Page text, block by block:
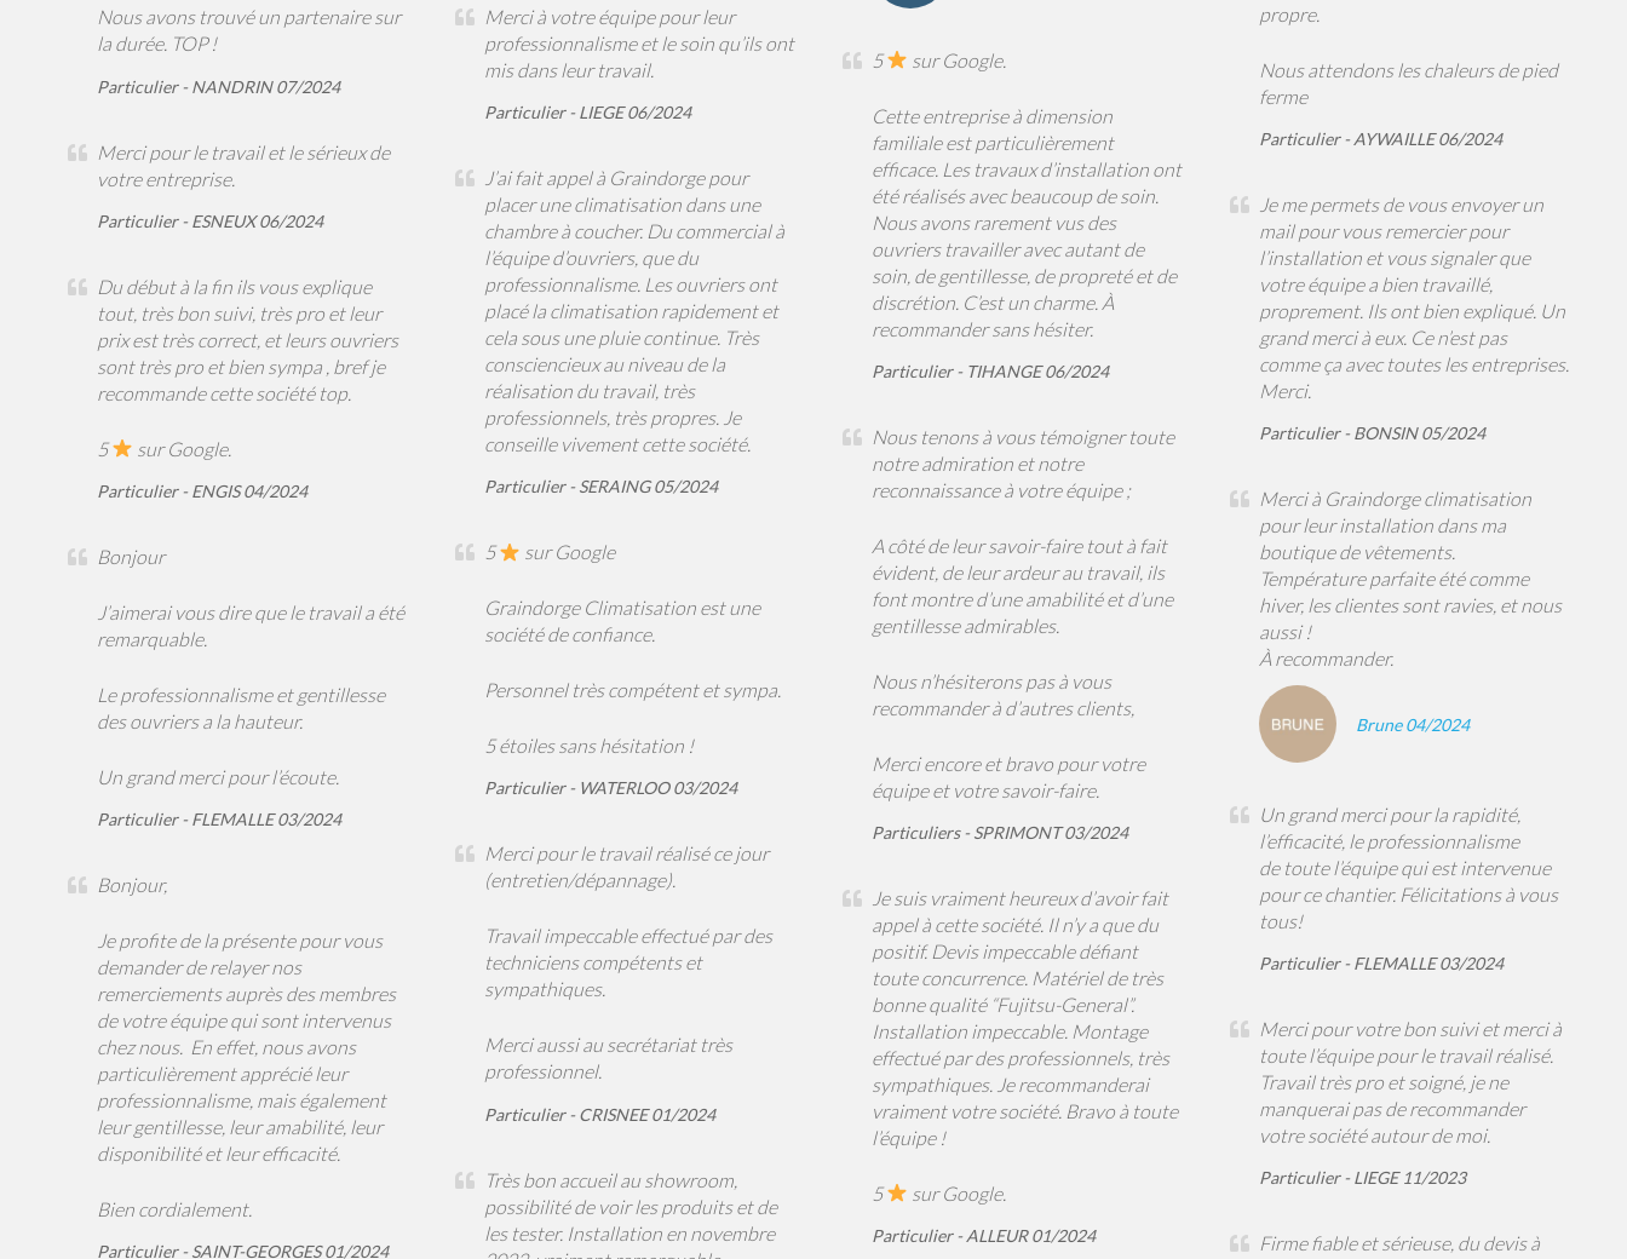
Nous avons trouvé un partenaire sur
la durée. TOP !
Particulier - NANDRIN 07/2024
propre.
Nous attendons les chaleurs de pied
ferme
Particulier - AYWAILLE 06/2024
Merci à votre équipe pour leur
professionnalisme et le soin qu’ils ont
mis dans leur travail.
Particulier - LIEGE 06/2024
5 sur Google.
Cette entreprise à dimension
familiale est particulièrement
efficace. Les travaux d’installation ont
été réalisés avec beaucoup de soin.
Nous avons rarement vus des
ouvriers travailler avec autant de
soin, de gentillesse, de propreté et de
discrétion. C’est un charme. À
recommander sans hésiter.
Particulier - TIHANGE 06/2024
Merci pour le travail et le sérieux de
votre entreprise.
Particulier - ESNEUX 06/2024
J’ai fait appel à Graindorge pour
placer une climatisation dans une
chambre à coucher. Du commercial à
l’équipe d’ouvriers, que du
professionnalisme. Les ouvriers ont
placé la climatisation rapidement et
cela sous une pluie continue. Très
consciencieux au niveau de la
réalisation du travail, très
professionnels, très propres. Je
conseille vivement cette société.
Particulier - SERAING 05/2024
Je me permets de vous envoyer un
mail pour vous remercier pour
l’installation et vous signaler que
votre équipe a bien travaillé,
proprement. Ils ont bien expliqué. Un
grand merci à eux. Ce n’est pas
comme ça avec toutes les entreprises.
Merci.
Particulier - BONSIN 05/2024
Du début à la fin ils vous explique
tout, très bon suivi, très pro et leur
prix est très correct, et leurs ouvriers
sont très pro et bien sympa , bref je
recommande cette société top.
5 sur Google.
Particulier - ENGIS 04/2024
Nous tenons à vous témoigner toute
notre admiration et notre
reconnaissance à votre équipe ;
A côté de leur savoir-faire tout à fait
évident, de leur ardeur au travail, ils
font montre d’une amabilité et d’une
gentillesse admirables.
Nous n’hésiterons pas à vous
recommander à d’autres clients,
Merci encore et bravo pour votre
équipe et votre savoir-faire.
Particuliers - SPRIMONT 03/2024
Merci à Graindorge climatisation
pour leur installation dans ma
boutique de vêtements.
Température parfaite été comme
hiver, les clientes sont ravies, et nous
aussi !
À recommander.
Brune 04/2024
5 sur Google
Graindorge Climatisation est une
société de confiance.
Personnel très compétent et sympa.
5 étoiles sans hésitation !
Particulier - WATERLOO 03/2024
Bonjour
J’aimerai vous dire que le travail a été
remarquable.
Le professionnalisme et gentillesse
des ouvriers a la hauteur.
Un grand merci pour l’écoute.
Particulier - FLEMALLE 03/2024
Un grand merci pour la rapidité,
l’efficacité, le professionnalisme
de toute l’équipe qui est intervenue
pour ce chantier. Félicitations à vous
tous!
Particulier - FLEMALLE 03/2024
Merci pour le travail réalisé ce jour
(entretien/dépannage).
Travail impeccable effectué par des
techniciens compétents et
sympathiques.
Merci aussi au secrétariat très
professionnel.
Particulier - CRISNEE 01/2024
Bonjour,
Je profite de la présente pour vous
demander de relayer nos
remerciements auprès des membres
de votre équipe qui sont intervenus
chez nous. En effet, nous avons
particulièrement apprécié leur
professionnalisme, mais également
leur gentillesse, leur amabilité, leur
disponibilité et leur efficacité.
Bien cordialement.
Particulier - SAINT-GEORGES 01/2024
Je suis vraiment heureux d’avoir fait
appel à cette société. Il n’y a que du
positif. Devis impeccable défiant
toute concurrence. Matériel de très
bonne qualité “Fujitsu-General”.
Installation impeccable. Montage
effectué par des professionnels, très
sympathiques. Je recommanderai
vraiment votre société. Bravo à toute
l’équipe !
5 sur Google.
Particulier - ALLEUR 01/2024
Merci pour votre bon suivi et merci à
toute l’équipe pour le travail réalisé.
Travail très pro et soigné, je ne
manquerai pas de recommander
votre société autour de moi.
Particulier - LIEGE 11/2023
Très bon accueil au showroom,
possibilité de voir les produits et de
les tester. Installation en novembre
Firme fiable et sérieuse, du devis à